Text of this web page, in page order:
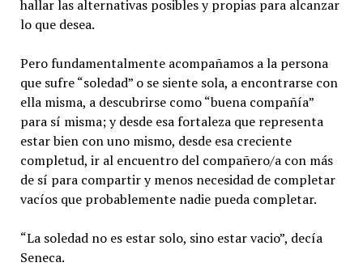
hallar las alternativas posibles y propias para alcanzar
lo que desea.
Pero fundamentalmente acompañamos a la persona
que sufre “soledad” o se siente sola, a encontrarse con
ella misma, a descubrirse como “buena compañía”
para sí misma; y desde esa fortaleza que representa
estar bien con uno mismo, desde esa creciente
completud, ir al encuentro del compañero/a con más
de sí para compartir y menos necesidad de completar
vacíos que probablemente nadie pueda completar.
“La soledad no es estar solo, sino estar vacio”, decía
Seneca.